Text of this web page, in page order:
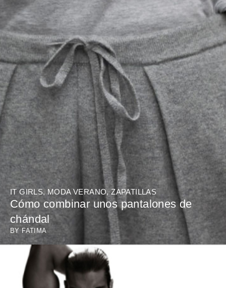
IT GIRLS, MODA VERANO,ZAPATILLAS
Cómo combinar unos pantalones de
chándal
BY FATIMA